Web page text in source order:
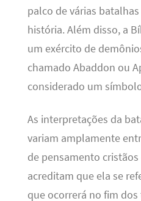
palco de várias
história. Além disso, a
um exército de
chamado Abaddon ou
considerado um
As interpretações da
variam amplamente
de pensamento
acreditam que ela se
que ocorrerá no fim